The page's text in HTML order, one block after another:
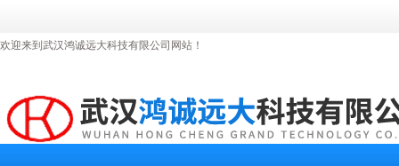
欢迎来到武汉鸿诚远大科技有限公司网站！